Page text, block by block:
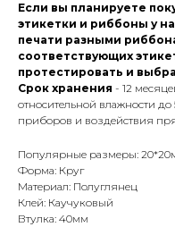
Если вы планируете
этикетки и риббоны у
печати разными
соответствующих
протестировать и
Срок хранения - 12
относительной влажности до
приборов и воздействия
Популярные размеры:
Форма: Круг
Материал: Полуглянец
Клей: Каучуковый
Втулка: 40мм